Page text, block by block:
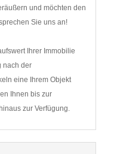
und möchten den
Sie uns an!
Ihrer Immobilie
nach der
eine Ihrem Objekt
Ihnen bis zur
zur Verfügung.